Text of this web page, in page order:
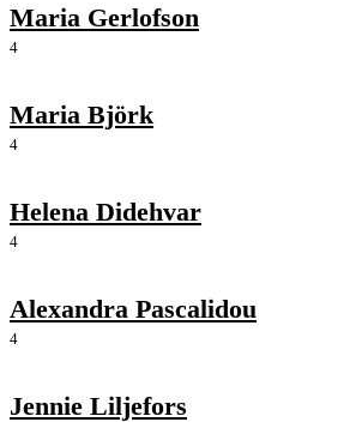
Maria Gerlofson
4
Maria Björk
4
Helena Didehvar
4
Alexandra Pascalidou
4
Jennie Liljefors